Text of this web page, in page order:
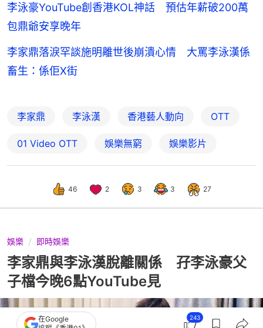
李泳豪YouTube創香港KOL神話 預估年薪破200萬
包鼎爺安享晚年
李家鼎落淚罕談施明離世後崩潰心情 大罵李泳漢係
畜生：係佢X街
李家鼎 李泳漢 香港藝人動向 OTT
01‌ ‌Video‌ ‌OTT 娛樂無窮 娛樂影片
46 2 3 3 27
娛樂 即時娛樂
李家鼎與李泳漢脫離關係 孖李泳豪父
子檔今晚6點YouTube見
在Google
243